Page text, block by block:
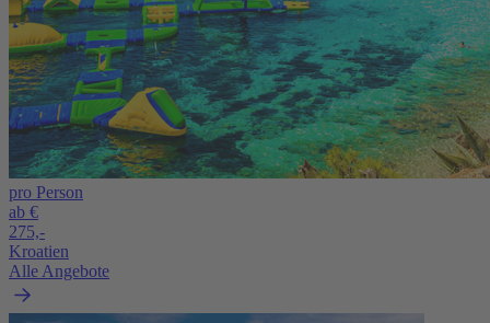
pro Person
ab €
275,-
Kroatien
Alle Angebote